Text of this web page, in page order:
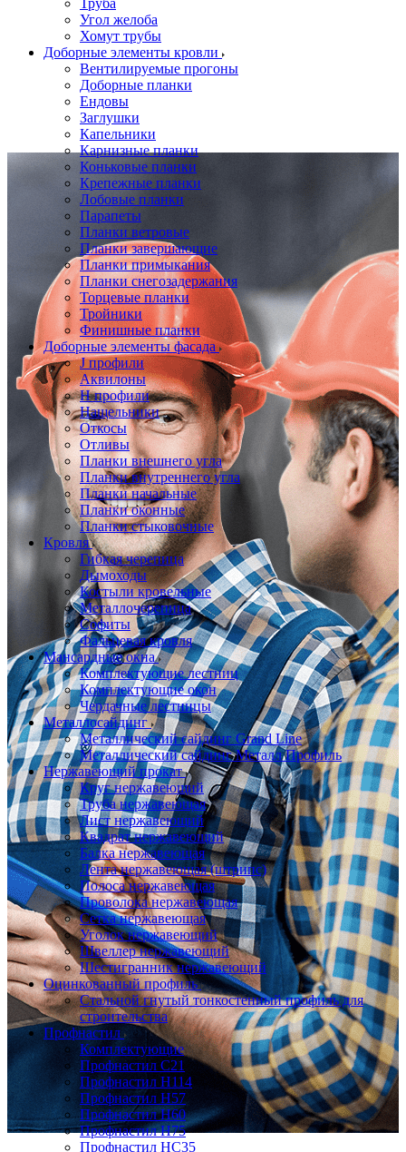
Труба
Угол желоба
Хомут трубы
Доборные элементы кровли
Вентилируемые прогоны
Доборные планки
Ендовы
Заглушки
Капельники
Карнизные планки
Коньковые планки
Крепежные планки
Лобовые планки
Парапеты
Планки ветровые
Планки завершающие
Планки примыкания
Планки снегозадержания
Торцевые планки
Тройники
Финишные планки
Доборные элементы фасада
J профили
Аквилоны
Н профили
Нащельники
Откосы
Отливы
Планки внешнего угла
Планки внутреннего угла
Планки начальные
Планки оконные
Планки стыковочные
Кровля
Гибкая черепица
Дымоходы
Костыли кровельные
Металлочерепица
Софиты
Фальцевая кровля
Мансардные окна
Комплектующие лестниц
Комплектующие окон
Чердачные лестницы
Металлосайдинг
Металлический сайдинг Grand Line
Металлический сайдинг Металл Профиль
Нержавеющий прокат
Круг нержавеющий
Труба нержавеющая
Лист нержавеющий
Квадрат нержавеющий
Балка нержавеющая
Лента нержавеющая (штрипс)
Полоса нержавеющая
Проволока нержавеющая
Сетка нержавеющая
Уголок нержавеющий
Швеллер нержавеющий
Шестигранник нержавеющий
Оцинкованный профиль
Стальной гнутый тонкостенный профиль для
строительства
Профнастил
Комплектующие
Профнастил C21
Профнастил Н114
Профнастил Н57
Профнастил Н60
Профнастил Н75
Профнастил НС35